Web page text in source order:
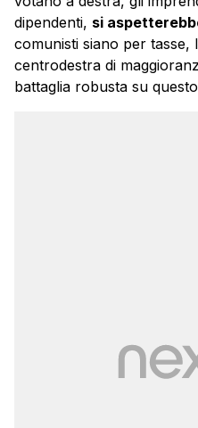
dipendenti, si
comunisti siano per
centrodestra di
battaglia robusta su